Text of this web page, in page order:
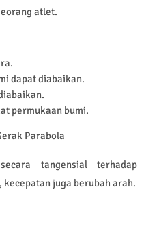
atlet.
dapat diabaikan.
permukaan bumi.
Parabola
tangensial terhadap
juga berubah arah.